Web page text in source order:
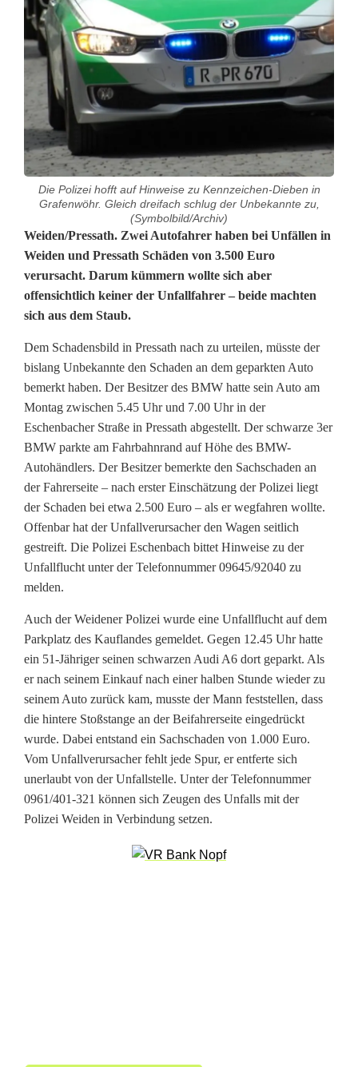
Die Polizei hofft auf Hinweise zu Kennzeichen-Dieben in
Grafenwöhr. Gleich dreifach schlug der Unbekannte zu,
(Symbolbild/Archiv)
3
.
5
0
E
u
r
o
S
c
h
d
e
n
b
e
i
U
u
Weiden/Pressath. Zwei Autofahrer haben bei Unfällen in
Weiden und Pressath Schäden von 3.500 Euro
verursacht. Darum kümmern wollte sich aber
offensichtlich keiner der Unfallfahrer – beide machten
sich aus dem Staub.
Dem Schadensbild in Pressath nach zu urteilen, müsste der
bislang Unbekannte den Schaden an dem geparkten Auto
bemerkt haben. Der Besitzer des BMW hatte sein Auto am
Montag zwischen 5.45 Uhr und 7.00 Uhr in der
Eschenbacher Straße in Pressath abgestellt. Der schwarze 3er
BMW parkte am Fahrbahnrand auf Höhe des BMW-
Autohändlers. Der Besitzer bemerkte den Sachschaden an
der Fahrerseite – nach erster Einschätzung der Polizei liegt
der Schaden bei etwa 2.500 Euro – als er wegfahren wollte.
Offenbar hat der Unfallverursacher den Wagen seitlich
gestreift. Die Polizei Eschenbach bittet Hinweise zu der
Unfallflucht unter der Telefonnummer 09645/92040 zu
melden.
Auch der Weidener Polizei wurde eine Unfallflucht auf dem
Parkplatz des Kauflandes gemeldet. Gegen 12.45 Uhr hatte
ein 51-Jähriger seinen schwarzen Audi A6 dort geparkt. Als
er nach seinem Einkauf nach einer halben Stunde wieder zu
seinem Auto zurück kam, musste der Mann feststellen, dass
die hintere Stoßstange an der Beifahrerseite eingedrückt
wurde. Dabei entstand ein Sachschaden von 1.000 Euro.
Vom Unfallverursacher fehlt jede Spur, er entferte sich
unerlaubt von der Unfallstelle. Unter der Telefonnummer
0961/401-321 können sich Zeugen des Unfalls mit der
Polizei Weiden in Verbindung setzen.